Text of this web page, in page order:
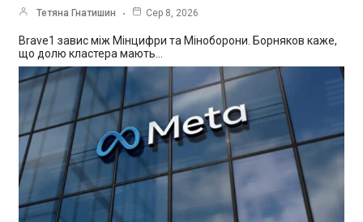
Тетяна Гнатишин Сер 8, 2026
Brave1 завис між Мінцифри та Міноборони. Борняков каже,
що долю кластера мають…